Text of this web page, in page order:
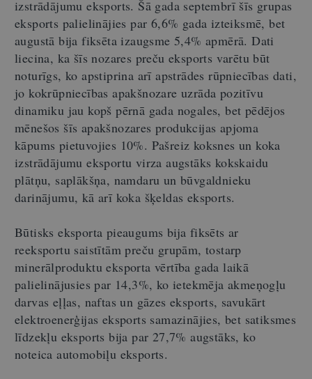
izstrādājumu eksports. Šā gada septembrī šīs grupas
eksports palielinājies par 6,6% gada izteiksmē, bet
augustā bija fiksēta izaugsme 5,4% apmērā. Dati
liecina, ka šīs nozares preču eksports varētu būt
noturīgs, ko apstiprina arī apstrādes rūpniecības dati,
jo kokrūpniecības apakšnozare uzrāda pozitīvu
dinamiku jau kopš pērnā gada nogales, bet pēdējos
mēnešos šīs apakšnozares produkcijas apjoma
kāpums pietuvojies 10%. Pašreiz koksnes un koka
izstrādājumu eksportu virza augstāks kokskaidu
plātņu, saplākšņa, namdaru un būvgaldnieku
darinājumu, kā arī koka šķeldas eksports.
Būtisks eksporta pieaugums bija fiksēts ar
reeksportu saistītām preču grupām, tostarp
minerālproduktu eksporta vērtība gada laikā
palielinājusies par 14,3%, ko ietekmēja akmeņogļu
darvas eļļas, naftas un gāzes eksports, savukārt
elektroenerģijas eksports samazinājies, bet satiksmes
līdzekļu eksports bija par 27,7% augstāks, ko
noteica automobiļu eksports.